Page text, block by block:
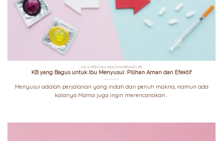
ASI & MENYUSUI HEALTH MARRIAGE LIFE
KB yang Bagus untuk Ibu Menyusui: Pilihan Aman dan Efektif
Menyusui adalah perjalanan yang indah dan penuh makna, namun ada
kalanya Mama juga ingin merencanakan...